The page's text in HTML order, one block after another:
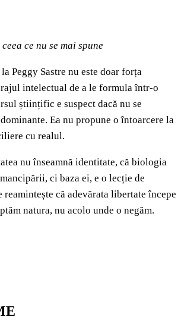
ce nu se mai spune
Peggy Sastre nu este doar forța
intelectual de a le formula într-o
științific e suspect dacă nu se
Ea nu propune o întoarcere la
cu realul.
nu înseamnă identitate, că biologia
ci baza ei, e o lecție de
reamintește că adevărata libertate începe
natura, nu acolo unde o negăm.